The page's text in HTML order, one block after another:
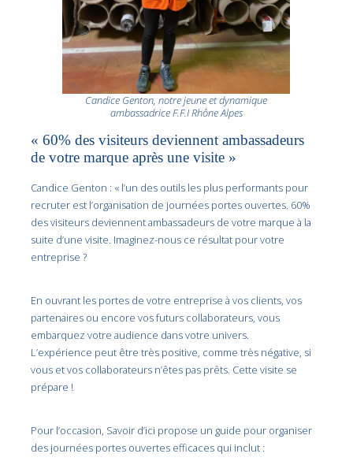
Candice Genton, notre jeune et dynamique
ambassadrice F.F.I Rhône Alpes
« 60% des visiteurs deviennent ambassadeurs
de votre marque après une visite »
Candice Genton : « l’un des outils les plus performants pour
recruter est l’organisation de journées portes ouvertes. 60%
des visiteurs deviennent ambassadeurs de votre marque à la
suite d’une visite. Imaginez-nous ce résultat pour votre
entreprise ?
En ouvrant les portes de votre entreprise à vos clients, vos
partenaires ou encore vos futurs collaborateurs, vous
embarquez votre audience dans votre univers.
L’expérience peut être très positive, comme très négative, si
vous et vos collaborateurs n’êtes pas prêts. Cette visite se
prépare !
Pour l’occasion, Savoir d’ici propose un guide pour organiser
des journées portes ouvertes efficaces qui inclut :